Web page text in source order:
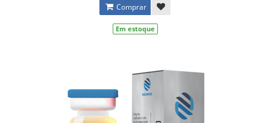
Comprar
Em estoque